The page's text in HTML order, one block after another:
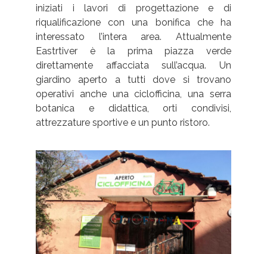
iniziati i lavori di progettazione e di
riqualificazione con una bonifica che ha
interessato l’intera area. Attualmente
Eastrtiver è la prima piazza verde
direttamente affacciata sull’acqua. Un
giardino aperto a tutti dove si trovano
operativi anche una ciclofficina, una serra
botanica e didattica, orti condivisi,
attrezzature sportive e un punto ristoro.